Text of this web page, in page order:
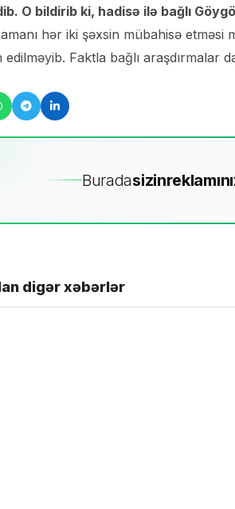
O bildirib ki, hadisə ilə bağlı
hər iki şəxsin mübahisə
Faktla bağlı araşdırmalar
Buradasizin
digər xəbərlər